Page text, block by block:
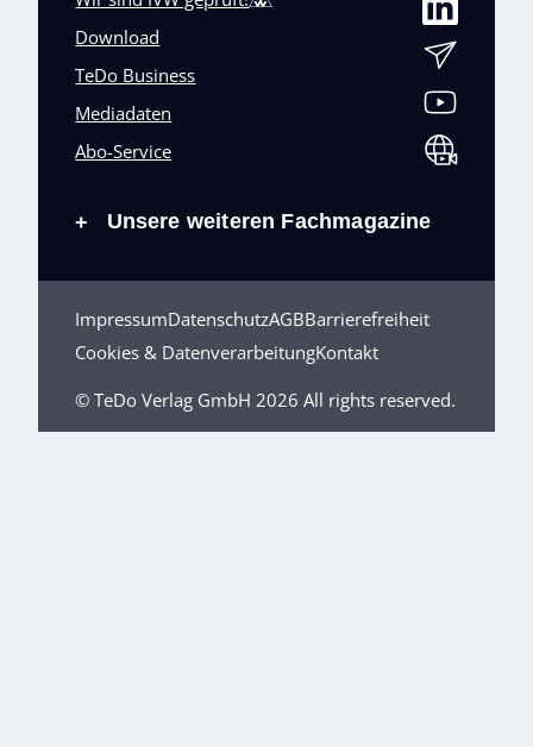
Download
TeDo Business
Mediadaten
Abo-Service
+ Unsere weiteren Fachmagazine
ImpressumDatenschutzAGBBarrierefreiheit
Cookies & DatenverarbeitungKontakt
© TeDo Verlag GmbH 2026 All rights reserved.